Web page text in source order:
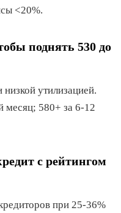
<20%.
поднять 530 до
утилизацией.
месяц; 580+ за 6-12
с рейтингом
при 25-36%